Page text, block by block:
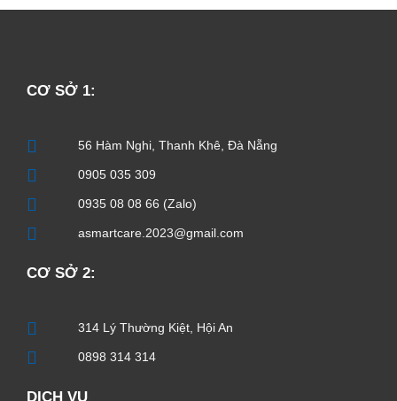
CƠ SỞ 1:
56 Hàm Nghi, Thanh Khê, Đà Nẵng
0905 035 309
0935 08 08 66 (Zalo)
asmartcare.2023@gmail.com
CƠ SỞ 2:
314 Lý Thường Kiệt, Hội An
0898 314 314
DỊCH VỤ